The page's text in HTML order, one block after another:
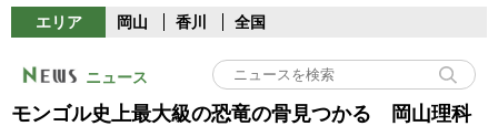
エリア 岡山 香川 全国
ニュース
モンゴル史上最大級の恐竜の骨見つかる 岡山理科